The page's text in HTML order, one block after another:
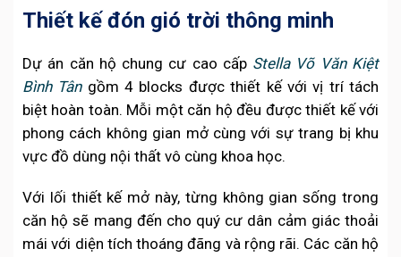
Thiết kế đón gió trời thông minh
Dự án căn hộ chung cư cao cấp Stella Võ Văn Kiệt
Bình Tângồm 4 blocks được thiết kế với vị trí tách
biệt hoàn toàn. Mỗi một căn hộ đều được thiết kế với
phong cách không gian mở cùng với sự trang bị khu
vực đồ dùng nội thất vô cùng khoa học.
Với lối thiết kế mở này, từng không gian sống trong
căn hộ sẽ mang đến cho quý cư dân cảm giác thoải
mái với diện tích thoáng đãng và rộng rãi. Các căn hộ